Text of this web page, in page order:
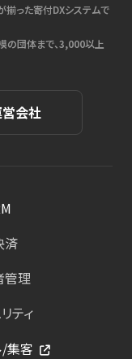
揃った寄付DXシステムで
の団体まで、3,000以上
会社
済
管理
ティ
/集客